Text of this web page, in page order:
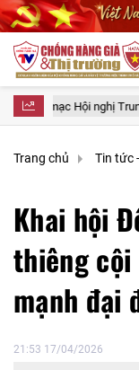
ương 3 khoá XIV
Trang chủ Tin tức
Khai hội
thiêng
mạnh đại
21:53 17/04/2026